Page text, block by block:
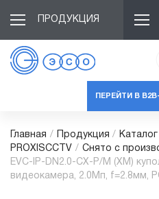
ПРОДУКЦИЯ
ПЕРЕЙТИ В
Главная / Продукция / Каталог
PROXISCCTV / Снято с
EVC-IP-DN2.0-CX-P/M (XM)
видеокамера, 2.0Мп, f=2.8мм,